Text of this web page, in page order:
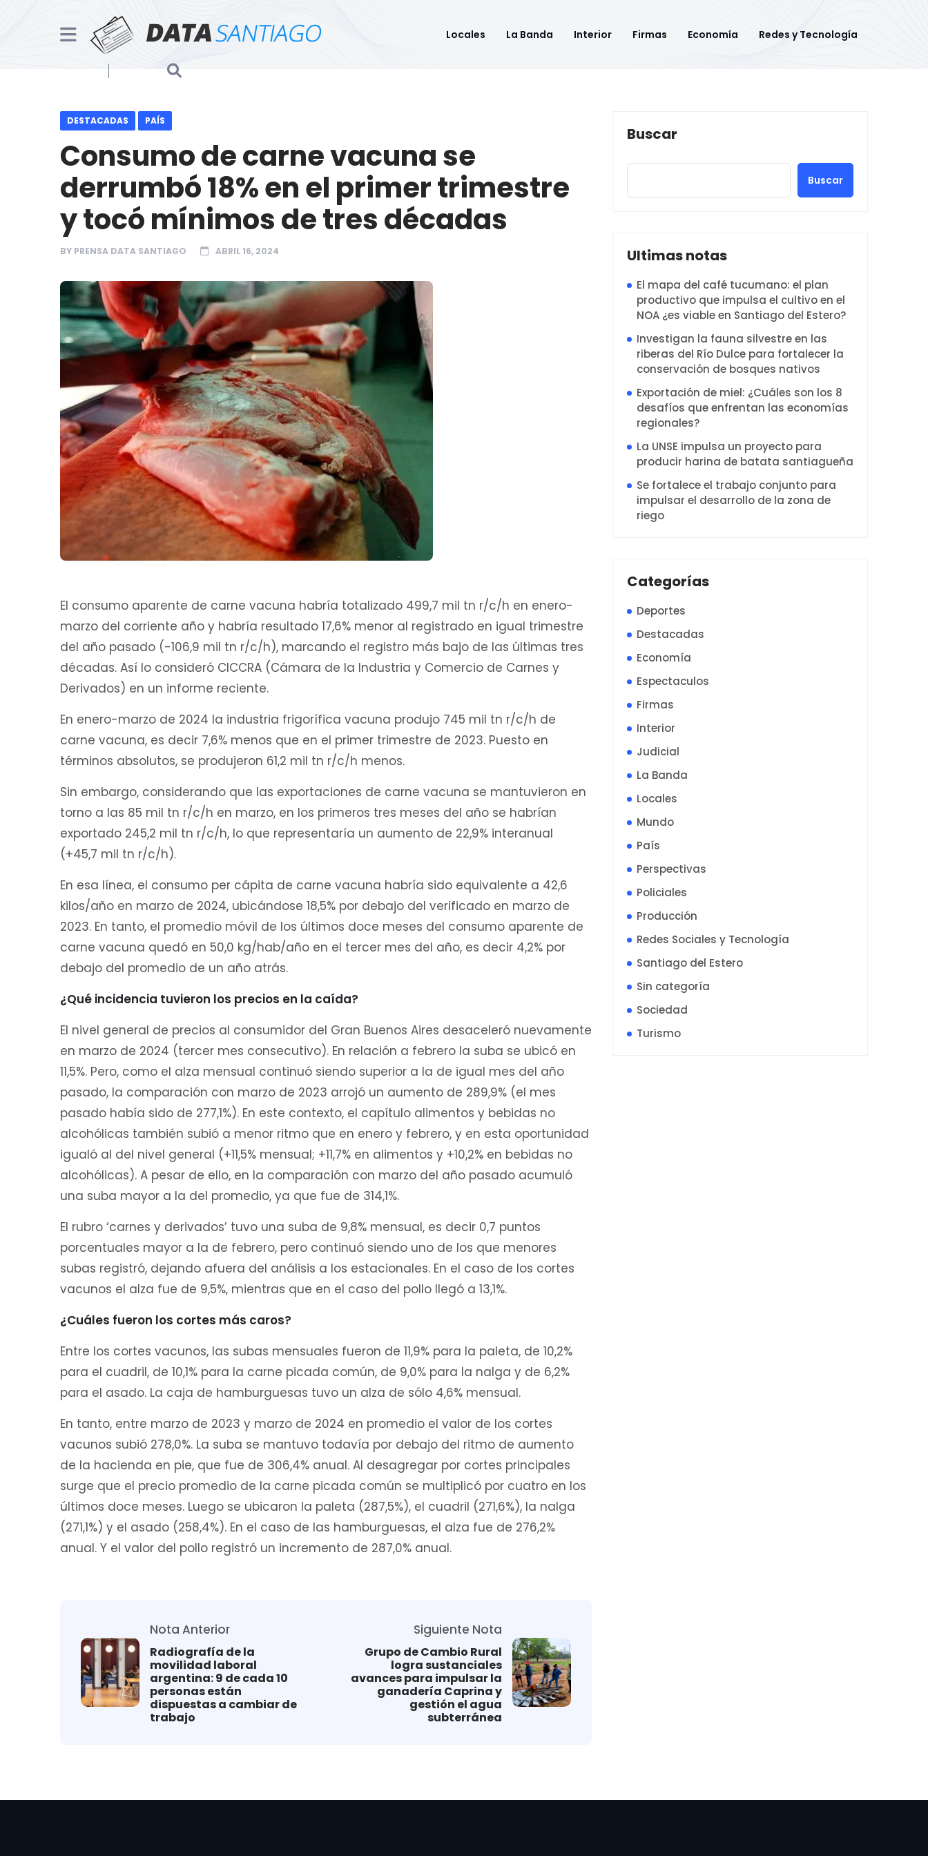
Locales La Banda Interior Firmas Economía Redes y Tecnología
DESTACADAS PAÍS
Consumo de carne vacuna se
derrumbó 18% en el primer trimestre
y tocó mínimos de tres décadas
BY PRENSA DATA SANTIAGO ABRIL 16, 2024
El consumo aparente de carne vacuna habría totalizado 499,7 mil tn r/c/h en enero-
marzo del corriente año y habría resultado 17,6% menor al registrado en igual trimestre
del año pasado (-106,9 mil tn r/c/h), marcando el registro más bajo de las últimas tres
décadas. Así lo consideró CICCRA (Cámara de la Industria y Comercio de Carnes y
Derivados) en un informe reciente.
En enero-marzo de 2024 la industria frigorífica vacuna produjo 745 mil tn r/c/h de
carne vacuna, es decir 7,6% menos que en el primer trimestre de 2023. Puesto en
términos absolutos, se produjeron 61,2 mil tn r/c/h menos.
Sin embargo, considerando que las exportaciones de carne vacuna se mantuvieron en
torno a las 85 mil tn r/c/h en marzo, en los primeros tres meses del año se habrían
exportado 245,2 mil tn r/c/h, lo que representaría un aumento de 22,9% interanual
(+45,7 mil tn r/c/h).
En esa línea, el consumo per cápita de carne vacuna habría sido equivalente a 42,6
kilos/año en marzo de 2024, ubicándose 18,5% por debajo del verificado en marzo de
2023. En tanto, el promedio móvil de los últimos doce meses del consumo aparente de
carne vacuna quedó en 50,0 kg/hab/año en el tercer mes del año, es decir 4,2% por
debajo del promedio de un año atrás.
¿Qué incidencia tuvieron los precios en la caída?
El nivel general de precios al consumidor del Gran Buenos Aires desaceleró nuevamente
en marzo de 2024 (tercer mes consecutivo). En relación a febrero la suba se ubicó en
11,5%. Pero, como el alza mensual continuó siendo superior a la de igual mes del año
pasado, la comparación con marzo de 2023 arrojó un aumento de 289,9% (el mes
pasado había sido de 277,1%). En este contexto, el capítulo alimentos y bebidas no
alcohólicas también subió a menor ritmo que en enero y febrero, y en esta oportunidad
igualó al del nivel general (+11,5% mensual; +11,7% en alimentos y +10,2% en bebidas no
alcohólicas). A pesar de ello, en la comparación con marzo del año pasado acumuló
una suba mayor a la del promedio, ya que fue de 314,1%.
El rubro ‘carnes y derivados’ tuvo una suba de 9,8% mensual, es decir 0,7 puntos
porcentuales mayor a la de febrero, pero continuó siendo uno de los que menores
subas registró, dejando afuera del análisis a los estacionales. En el caso de los cortes
vacunos el alza fue de 9,5%, mientras que en el caso del pollo llegó a 13,1%.
¿Cuáles fueron los cortes más caros?
Entre los cortes vacunos, las subas mensuales fueron de 11,9% para la paleta, de 10,2%
para el cuadril, de 10,1% para la carne picada común, de 9,0% para la nalga y de 6,2%
para el asado. La caja de hamburguesas tuvo un alza de sólo 4,6% mensual.
En tanto, entre marzo de 2023 y marzo de 2024 en promedio el valor de los cortes
vacunos subió 278,0%. La suba se mantuvo todavía por debajo del ritmo de aumento
de la hacienda en pie, que fue de 306,4% anual. Al desagregar por cortes principales
surge que el precio promedio de la carne picada común se multiplicó por cuatro en los
últimos doce meses. Luego se ubicaron la paleta (287,5%), el cuadril (271,6%), la nalga
(271,1%) y el asado (258,4%). En el caso de las hamburguesas, el alza fue de 276,2%
anual. Y el valor del pollo registró un incremento de 287,0% anual.
Nota Anterior
Radiografía de la
movilidad laboral
argentina: 9 de cada 10
personas están
dispuestas a cambiar de
trabajo
Siguiente Nota
Grupo de Cambio Rural
logra sustanciales
avances para impulsar la
ganadería Caprina y
gestión el agua
subterránea
Buscar
Buscar
Ultimas notas
El mapa del café tucumano: el plan
productivo que impulsa el cultivo en el
NOA ¿es viable en Santiago del Estero?
Investigan la fauna silvestre en las
riberas del Río Dulce para fortalecer la
conservación de bosques nativos
Exportación de miel: ¿Cuáles son los 8
desafíos que enfrentan las economías
regionales?
La UNSE impulsa un proyecto para
producir harina de batata santiagueña
Se fortalece el trabajo conjunto para
impulsar el desarrollo de la zona de
riego
Categorías
Deportes
Destacadas
Economía
Espectaculos
Firmas
Interior
Judicial
La Banda
Locales
Mundo
País
Perspectivas
Policiales
Producción
Redes Sociales y Tecnología
Santiago del Estero
Sin categoría
Sociedad
Turismo